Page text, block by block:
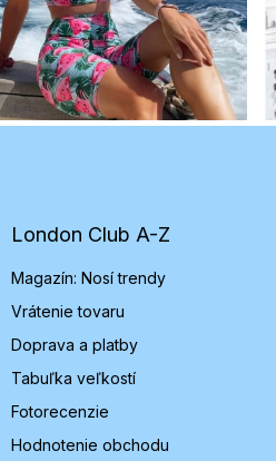
e
London Club A-Z
Magazín: Nosí trendy
Vrátenie tovaru
Doprava a platby
Tabuľka veľkostí
Fotorecenzie
Hodnotenie obchodu